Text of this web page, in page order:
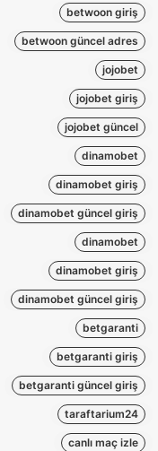
betwoon giriş
betwoon güncel adres
jojobet
jojobet giriş
jojobet güncel
dinamobet
dinamobet giriş
dinamobet güncel giriş
dinamobet
dinamobet giriş
dinamobet güncel giriş
betgaranti
betgaranti giriş
betgaranti güncel giriş
taraftarium24
canlı maç izle